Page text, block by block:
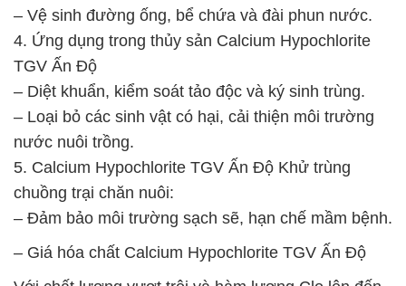
– Vệ sinh đường ống, bể chứa và đài phun nước.
4. Ứng dụng trong thủy sản Calcium Hypochlorite
TGV Ấn Độ
– Diệt khuẩn, kiểm soát tảo độc và ký sinh trùng.
– Loại bỏ các sinh vật có hại, cải thiện môi trường
nước nuôi trồng.
5. Calcium Hypochlorite TGV Ấn Độ Khử trùng
chuồng trại chăn nuôi:
– Đảm bảo môi trường sạch sẽ, hạn chế mầm bệnh.
– Giá hóa chất Calcium Hypochlorite TGV Ấn Độ